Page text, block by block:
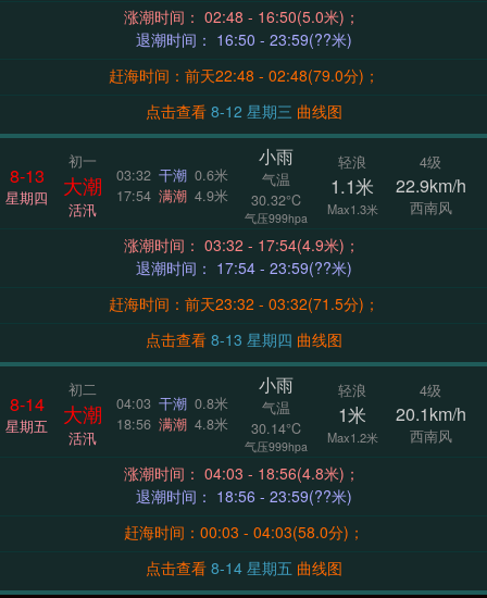
涨潮时间： 02:48 - 16:50(5.0米)；
退潮时间： 16:50 - 23:59(??米)
赶海时间：前天22:48 - 02:48(79.0分)；
点击查看
8-12 星期三 曲线图
8-13
星期四
初一
大潮
活汛
03:32 干潮 0.6米
17:54 满潮 4.9米
小雨
气温
30.32°C
气压999hpa
轻浪
1.1米
Max1.3米
4级
22.9km/h
西南风
涨潮时间： 03:32 - 17:54(4.9米)；
退潮时间： 17:54 - 23:59(??米)
赶海时间：前天23:32 - 03:32(71.5分)；
点击查看
8-13 星期四 曲线图
8-14
星期五
初二
大潮
活汛
04:03 干潮 0.8米
18:56 满潮 4.8米
小雨
气温
30.14°C
气压999hpa
轻浪
1米
Max1.2米
4级
20.1km/h
西南风
涨潮时间： 04:03 - 18:56(4.8米)；
退潮时间： 18:56 - 23:59(??米)
赶海时间：00:03 - 04:03(58.0分)；
点击查看
8-14 星期五 曲线图